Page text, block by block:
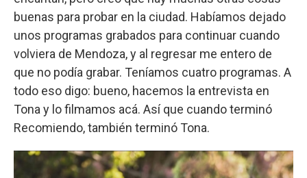
buenas para probar en la ciudad. Habíamos dejado
unos programas grabados para continuar cuando
volviera de Mendoza, y al regresar me entero de
que no podía grabar. Teníamos cuatro programas. A
todo eso digo: bueno, hacemos la entrevista en
Tona y lo filmamos acá. Así que cuando terminó
Recomiendo, también terminó Tona.